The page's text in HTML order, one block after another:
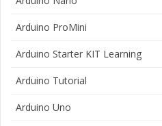
Arduino ProMini
Arduino Starter KIT Learning
Arduino Tutorial
Arduino Uno